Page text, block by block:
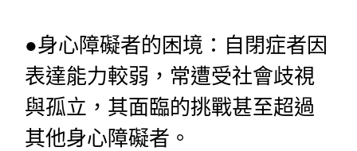
●身心障礙者的困境：自閉症者因
表達能力較弱，常遭受社會歧視
與孤立，其面臨的挑戰甚至超過
其他身心障礙者。